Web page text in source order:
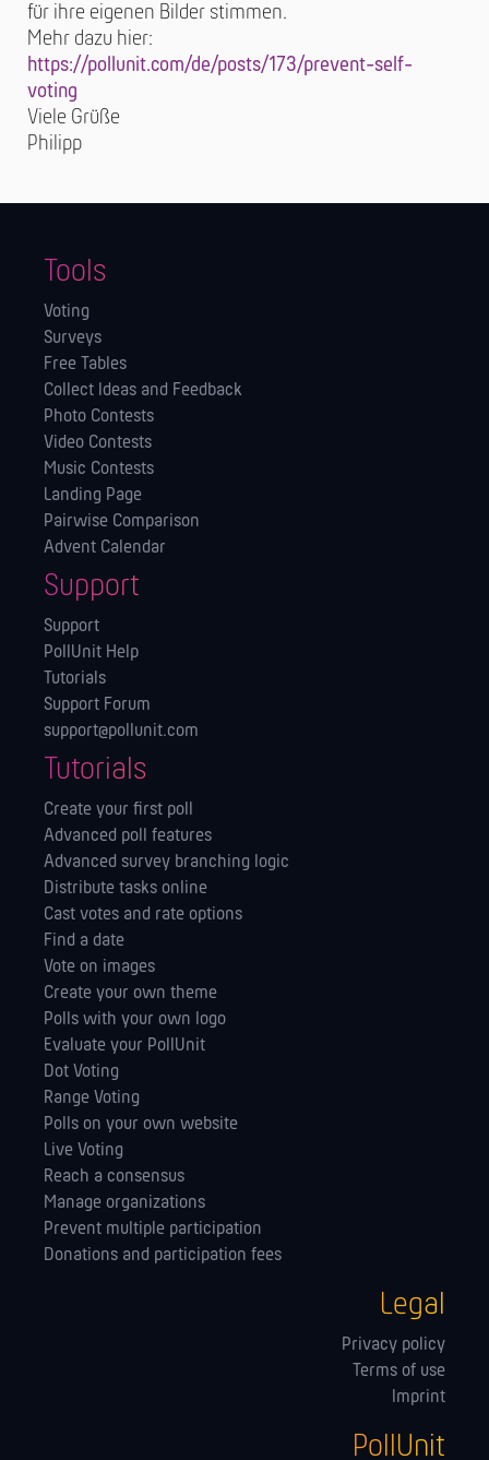
für ihre eigenen Bilder stimmen.
Mehr dazu hier:
https://pollunit.com/de/posts/173/prevent-self-
voting
Viele Grüße
Philipp
Tools
Voting
Surveys
Free Tables
Collect Ideas and Feedback
Photo Contests
Video Contests
Music Contests
Landing Page
Pairwise Comparison
Advent Calendar
Support
Support
PollUnit Help
Tutorials
Support Forum
support@pollunit.com
Tutorials
Create your first poll
Advanced poll features
Advanced survey branching logic
Distribute tasks online
Cast votes and rate options
Find a date
Vote on images
Create your own theme
Polls with your own logo
Evaluate your PollUnit
Dot Voting
Range Voting
Polls on your own website
Live Voting
Reach a consensus
Manage orga­nizations
Prevent multiple participation
Donations and participation fees
Legal
Privacy policy
Terms of use
Imprint
PollUnit